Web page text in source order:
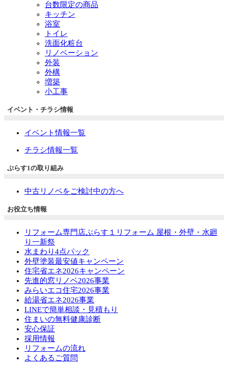
台数限定の商品
キッチン
浴室
トイレ
洗面化粧台
リノベーション
外装
外構
増築
小工事
イベント・チラシ情報
イベント情報一覧
チラシ情報一覧
ぷらす1の取り組み
中古リノベをご検討中の方へ
お役立ち情報
リフォーム専門店ぷらす１リフォーム 屋根・外壁・水廻
り一新祭
水まわり4点パック
外壁塗装最安値キャンペーン
住宅省エネ2026キャンペーン
先進的窓リノベ2026事業
みらいエコ住宅2026事業
給湯省エネ2026事業
LINEで簡単相談・見積もり
住まいの無料健康診断
安心保証
採用情報
リフォームの流れ
よくあるご質問